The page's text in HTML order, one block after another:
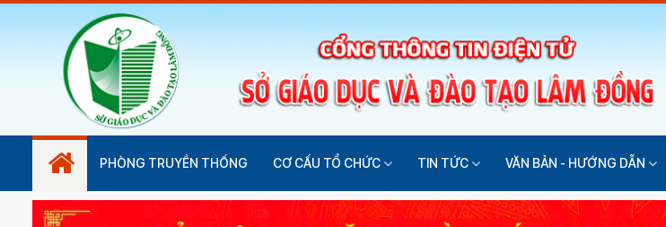
PHÒNG TRUYỀN THỐNG CƠ CẤU TỔ CHỨC TIN TỨC VĂN BẢN - HƯỚNG DẪN